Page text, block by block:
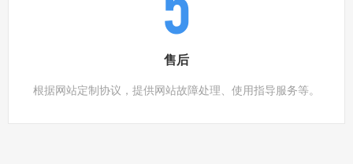
5
售后
根据网站定制协议，提供网站故障处理、使用指导服务等。